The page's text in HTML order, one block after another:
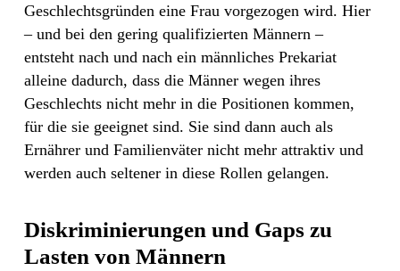
Geschlechtsgründen eine Frau vorgezogen wird. Hier
– und bei den gering qualifizierten Männern –
entsteht nach und nach ein männliches Prekariat
alleine dadurch, dass die Männer wegen ihres
Geschlechts nicht mehr in die Positionen kommen,
für die sie geeignet sind. Sie sind dann auch als
Ernährer und Familienväter nicht mehr attraktiv und
werden auch seltener in diese Rollen gelangen.
Diskriminierungen und Gaps zu
Lasten von Männern